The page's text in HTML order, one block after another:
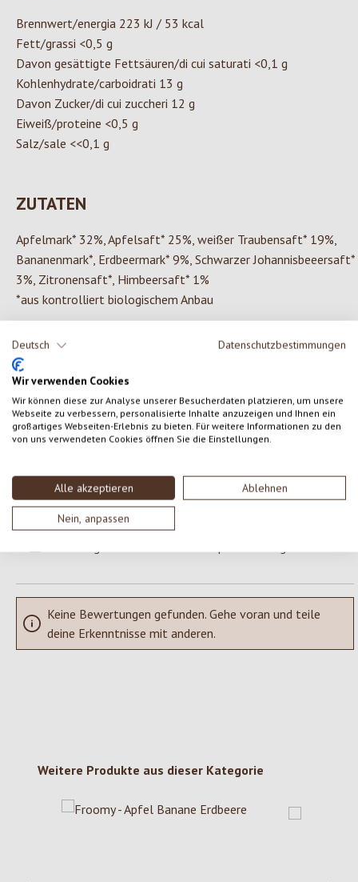
Deutsch Datenschutzbestimmungen
Wir verwenden Cookies
Wir können diese zur Analyse unserer Besucherdaten platzieren, um unsere
Webseite zu verbessern, personalisierte Inhalte anzuzeigen und Ihnen ein
großartiges Webseiten-Erlebnis zu bieten. Für weitere Informationen zu den
von uns verwendeten Cookies öffnen Sie die Einstellungen.
Alle akzeptieren Ablehnen
Nein, anpassen
Brennwert/energia 223 kJ / 53 kcal
Fett/grassi <0,5 g
Davon gesättigte Fettsäuren/di cui saturati <0,1 g
Kohlenhydrate/carboidrati 13 g
Davon Zucker/di cui zuccheri 12 g
Eiweiß/proteine <0,5 g
Salz/sale <<0,1 g
ZUTATEN
Apfelmark* 32%, Apfelsaft* 25%, weißer Traubensaft* 19%,
Bananenmark*, Erdbeermark* 9%, Schwarzer Johannisbeeersaft*
3%, Zitronensaft*, Himbeersaft* 1%
*aus kontrolliert biologischem Anbau
0 von 0 Bewertungen
Durchschnittliche Bewertung von 0 von 5 Sternen
Gib eine Bewertung ab!
SCHREIBE EINE BEWERTUNG
Keine Bewertungen gefunden. Gehe voran und teile
deine Erkenntnisse mit anderen.
Produktgalerie überspringen
Weitere Produkte aus dieser Kategorie